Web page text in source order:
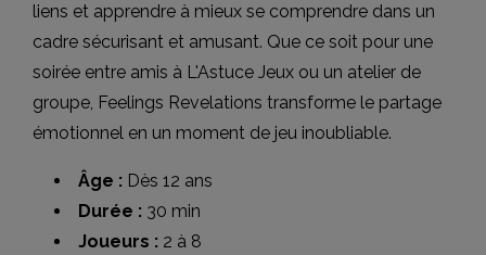
liens et apprendre à mieux se comprendre dans un
cadre sécurisant et amusant. Que ce soit pour une
soirée entre amis à L'Astuce Jeux ou un atelier de
groupe, Feelings Revelations transforme le partage
émotionnel en un moment de jeu inoubliable.
Âge : Dès 12 ans
Durée : 30 min
Joueurs : 2 à 8